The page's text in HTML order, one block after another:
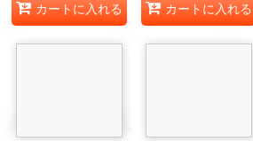
カートに入れる カートに入れる